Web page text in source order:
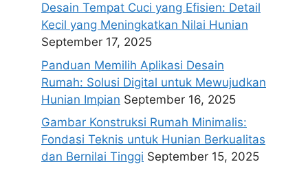
Desain Tempat Cuci yang Efisien: Detail
Kecil yang Meningkatkan Nilai Hunian
September 17, 2025
Panduan Memilih Aplikasi Desain
Rumah: Solusi Digital untuk Mewujudkan
Hunian Impian September 16, 2025
Gambar Konstruksi Rumah Minimalis:
Fondasi Teknis untuk Hunian Berkualitas
dan Bernilai Tinggi September 15, 2025